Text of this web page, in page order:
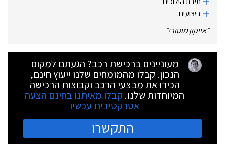
ביצועים.‏
״אייקון מוטורי״
מעוניינים ברכישת רכב? הגעתם למקום
הנכון. קבלו מהמומחים שלנו ייעוץ חינם,
הכירו את מבצעי הרכב וקבוצות הרכישה
המיוחדות שלנו. קבלו מאיתנו בחינם הצעה
אטרקטיבית עכשיו
התקשרו